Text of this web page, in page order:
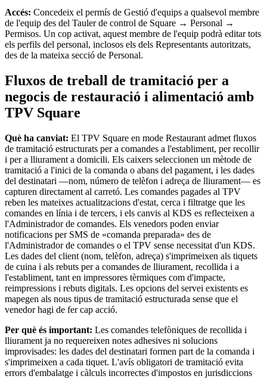
Photo Studio
Descobrir
Gestió de torns
Gestió de permisos i accessos
Descobrir
Centre d'aplicacions
No tens cap article a la cistella
Compra hardware
Mostra la cistella
Historial de comandes
Accés: Concedeix el permís de Gestió d'equips a qualsevol membre
de l'equip des del Tauler de control de Square → Personal →
Permisos. Un cop activat, aquest membre de l'equip podrà editar tots
els perfils del personal, inclosos els dels Representants autoritzats,
des de la mateixa secció de Personal.
Fluxos de treball de tramitació per a
negocis de restauració i alimentació amb
TPV Square
Què ha canviat: El TPV Square en mode Restaurant admet fluxos
de tramitació estructurats per a comandes a l'establiment, per recollir
i per a lliurament a domicili. Els caixers seleccionen un mètode de
tramitació a l'inici de la comanda o abans del pagament, i les dades
del destinatari —nom, número de telèfon i adreça de lliurament— es
capturen directament al carretó. Les comandes pagades al TPV
reben les mateixes actualitzacions d'estat, cerca i filtratge que les
comandes en línia i de tercers, i els canvis al KDS es reflecteixen a
l'Administrador de comandes. Els venedors poden enviar
notificacions per SMS de «comanda preparada» des de
l'Administrador de comandes o el TPV sense necessitat d'un KDS.
Les dades del client (nom, telèfon, adreça) s'imprimeixen als tiquets
de cuina i als rebuts per a comandes de lliurament, recollida i a
l'establiment, tant en impressores tèrmiques com d'impacte,
reimpressions i rebuts digitals. Les opcions del servei existents es
mapegen als nous tipus de tramitació estructurada sense que el
venedor hagi de fer cap acció.
Per què és important: Les comandes telefòniques de recollida i
lliurament ja no requereixen notes adhesives ni solucions
improvisades: les dades del destinatari formen part de la comanda i
s'imprimeixen a cada tiquet. L'avís obligatori de tramitació evita
errors d'embalatge i càlculs incorrectes d'impostos en jurisdiccions